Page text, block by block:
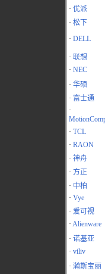
· 优派
· 松下
· DELL
· 联想
· NEC
· 华硕
· 富士通
·
· TCL
· RAON
· 神舟
· 方正
· 中柏
· Vye
· 爱可视
· Alienware
· 诺基亚
· viliv
· 瀚斯宝丽